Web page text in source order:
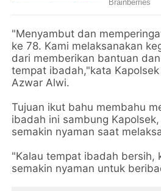
"Menyambut dan
ke 78. Kami melaksanakan
dari memberikan bantuan
tempat ibadah,"kata
Azwar Alwi.
Tujuan ikut bahu membahu
ibadah ini sambung
semakin nyaman saat
"Kalau tempat ibadah bersih,
semakin nyaman untuk